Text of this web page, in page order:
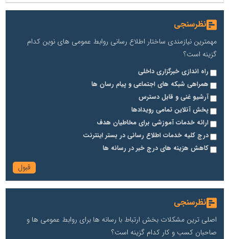
نظرسنجی
مهمترین نیازمندی ساختار اطلاع رسانی روابط عمومی های نوین کدام
گزینه است؟
راه اندازی خبرگزاری داخلی
همراهی شبکه های اجتماعی و پیام رسان ها
آرشیو غنی و قابل دسترس
پخش آنلاین تمامی رویدادها
ارائه خدمات آموزشی برای مخاطیان هدف
درج کلیه خدمات اطلاع رسانی در بستر اینترنت
کاهش هزینه های درج خبر در رسانه ها
نظرسنجی
اصلی ترین مشکلات بخش ارتباط با رسانه ها برای روابط عمومی ها و
صاحبان کسب و کار کدام گزینه است؟